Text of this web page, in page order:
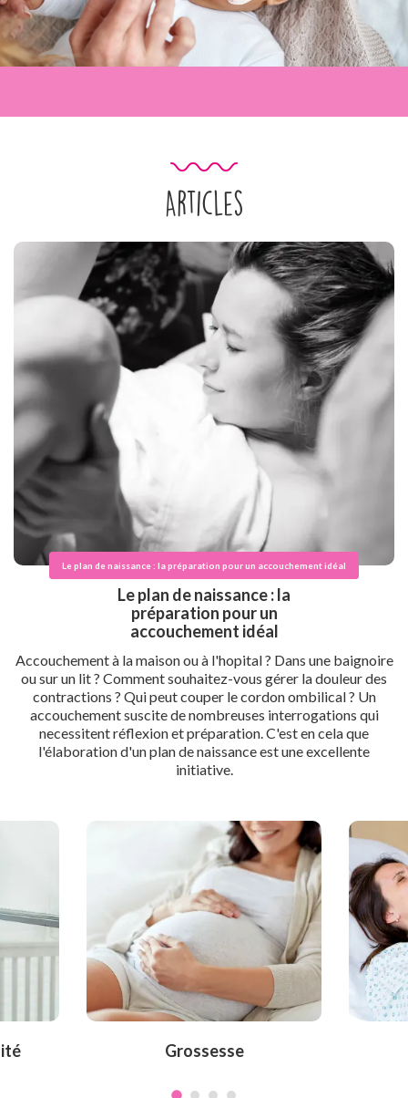
Articles
Le plan de naissance : la préparation pour un accouchement idéal
Le plan de naissance : la
préparation pour un
accouchement idéal
Accouchement à la maison ou à l'hopital ? Dans une baignoire
ou sur un lit ? Comment souhaitez-vous gérer la douleur des
contractions ? Qui peut couper le cordon ombilical ? Un
accouchement suscite de nombreuses interrogations qui
necessitent réflexion et préparation. C'est en cela que
l'élaboration d'un plan de naissance est une excellente
initiative.
Grossesse